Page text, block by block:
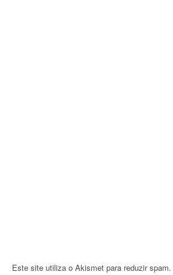
Este site utiliza o Akismet para reduzir spam.